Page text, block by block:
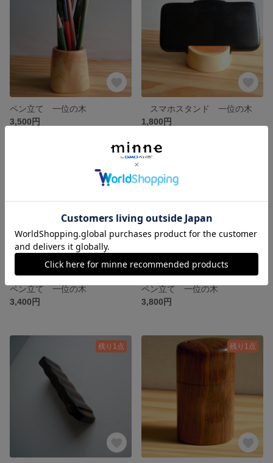
ペン立て 一位の木
3,500円
スマホスタンド 一位の木
1,800円
ペン立て 一位の木
3,400円
ペン立て 一位の木
3,800円
残り1点 残り1点